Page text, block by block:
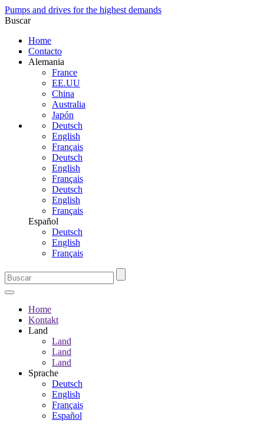
Pumps and drives for the highest demands
Buscar
Home
Contacto
Alemania
France
EE.UU
China
Australia
Japón
Deutsch
English
Français
Deutsch
English
Français
Deutsch
English
Français
Español
Deutsch
English
Français
Home
Kontakt
Land
Land
Land
Land
Sprache
Deutsch
English
Français
Español